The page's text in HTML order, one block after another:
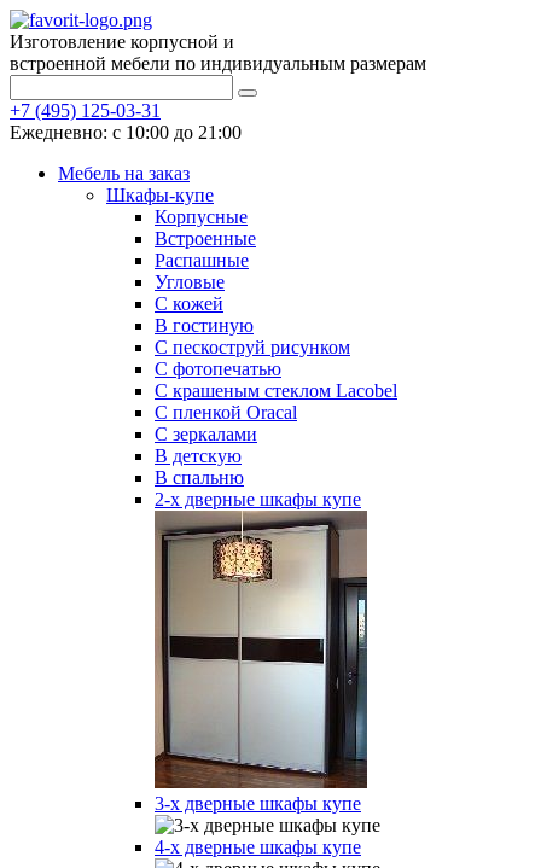
Изготовление корпусной и
встроенной мебели по индивидуальным размерам
+7 (495) 125-03-31
Ежедневно: с 10:00 до 21:00
Мебель на заказ
Шкафы-купе
Корпусные
Встроенные
Распашные
Угловые
С кожей
В гостиную
С пескоструй рисунком
С фотопечатью
С крашеным стеклом Lacobel
С пленкой Oracal
С зеркалами
В детскую
В спальню
2-х дверные шкафы купе
3-х дверные шкафы купе
4-х дверные шкафы купе